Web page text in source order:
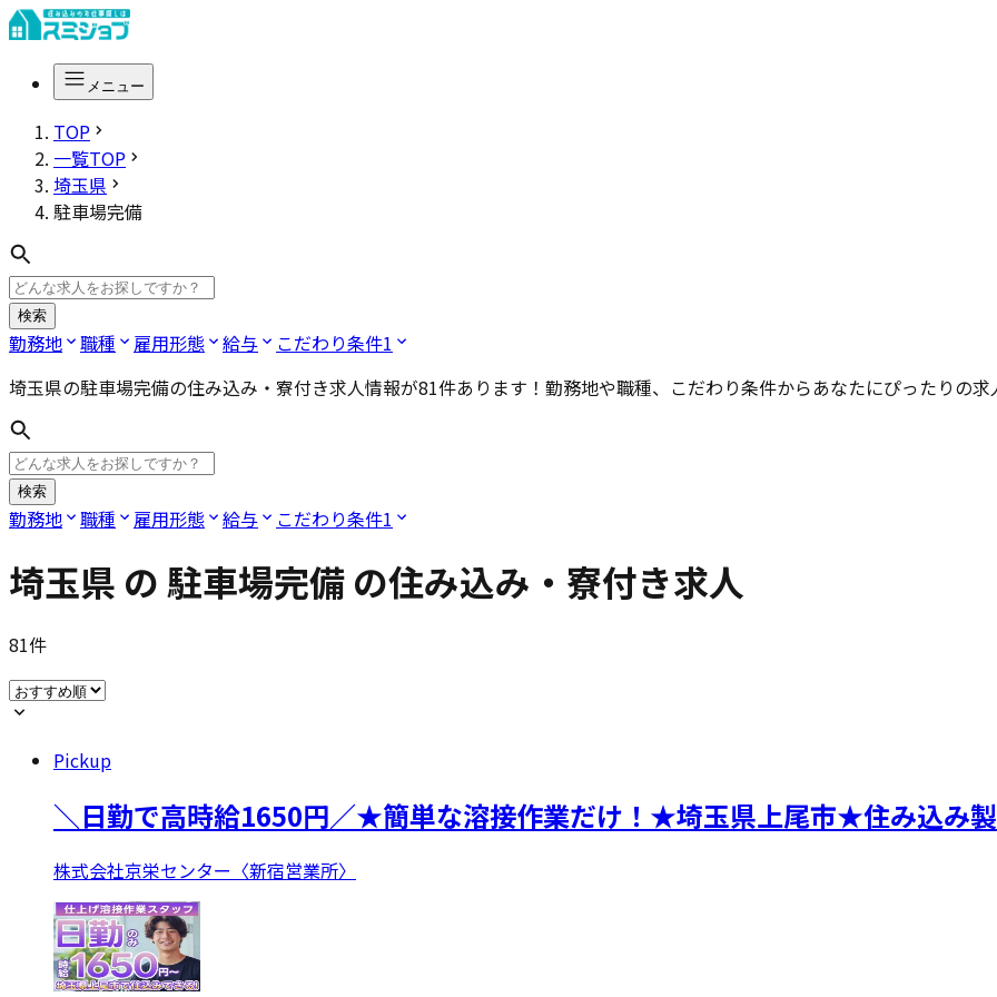
メニュー
TOP
一覧TOP
埼玉県
駐車場完備
検索
勤務地 職種 雇用形態 給与 こだわり条件1
埼玉県の駐車場完備の住み込み・寮付き求人情報が81件あります！勤務地や職種、こだわり条件からあなたにぴったりの
検索
勤務地 職種 雇用形態 給与 こだわり条件1
埼玉県 の駐車場完備の住み込み・寮付き求人
81件
Pickup
＼日勤で高時給1650円／★簡単な溶接作業だけ！★埼玉県上尾市★住み込み
株式会社京栄センター〈新宿営業所〉